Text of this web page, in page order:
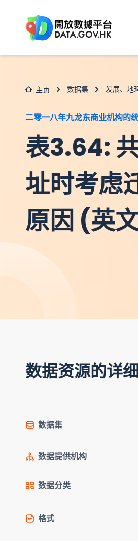
主页 数据集 发展、地
二零一八年九龙东商业机构的
表3.64:
址时考虑
原因 (英
数据资源的详
数据集
数据提供机构
数据分类
格式